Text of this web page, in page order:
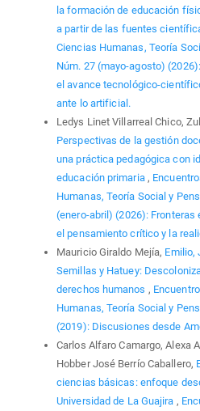
la formación de educación
a partir de las fuentes
Ciencias Humanas, Teoría
Núm. 27 (mayo-agosto)
el avance tecnológico-
ante lo artificial.
Ledys Linet Villarreal Chico,
Perspectivas de la gestión
una práctica pedagógica con
educación primaria ,
Humanas, Teoría Social y
(enero-abril) (2026):
el pensamiento crítico y la
Mauricio Giraldo Mejía, Emilio,
Semillas y Hatuey:
derechos humanos ,
Humanas, Teoría Social y
(2019): Discusiones desde
Carlos Alfaro Camargo, Alexa
Hobber José Berrío Caballero,
ciencias básicas: enfoque
Universidad de La Guajira ,